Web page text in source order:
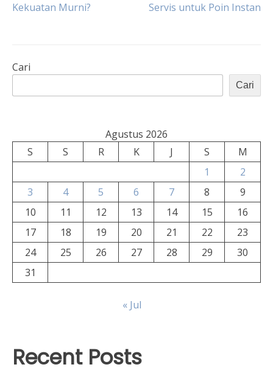
pos
Kekuatan Murni?
Servis untuk Poin Instan
Cari
Cari
Agustus 2026
S
S R K J S
M
1
2
3
4 5 6 7 8
9
10
11 12 13 14 15
16
17
18 19 20 21 22
23
24
25 26 27 28 29
30
31
« Jul
Recent Posts